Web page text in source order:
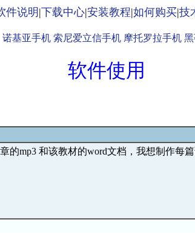
件说明 |下载中心|安装教程|如何购买|技
诺基亚手机 索尼爱立信手机 摩托罗拉手机
软件使用
的mp3 和该教材的word文档，我想制作每